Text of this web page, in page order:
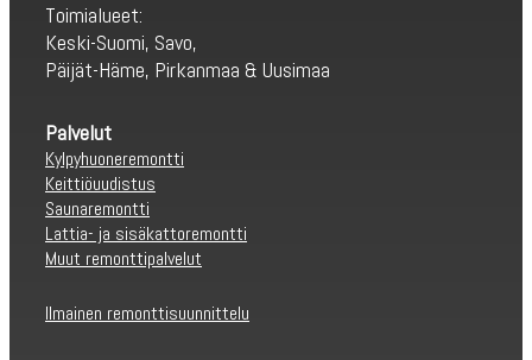
Toimialueet:
Keski-Suomi, Savo,
Päijät-Häme, Pirkanmaa & Uusimaa
Palvelut
Kylpyhuoneremontti
Keittiöuudistus
Saunaremontti
Lattia- ja sisäkattoremontti
Muut remonttipalvelut
Ilmainen remonttisuunnittelu